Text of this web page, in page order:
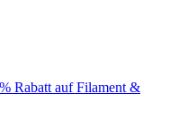
Rabatt auf Filament &